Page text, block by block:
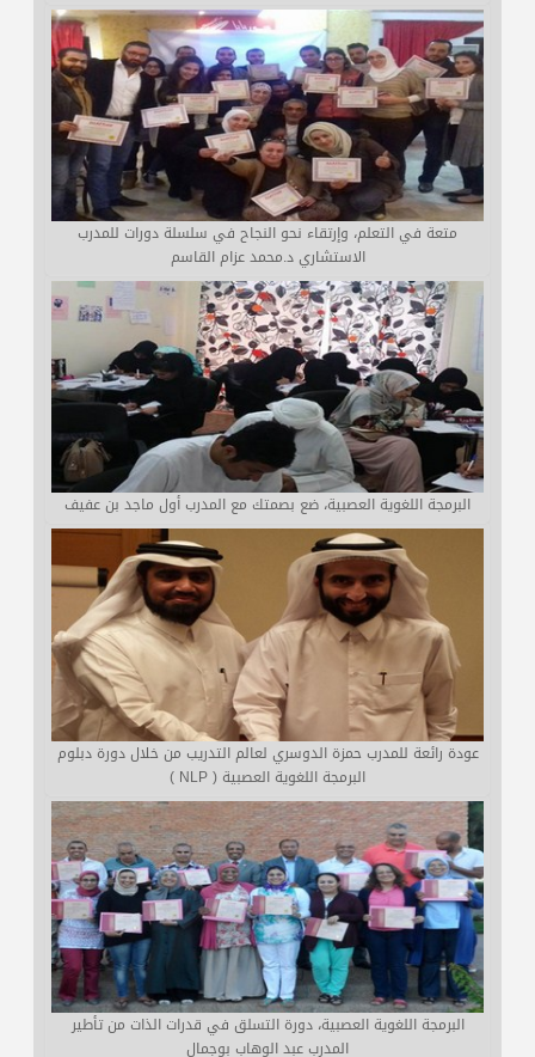
متعة في التعلم، وإرتقاء نحو النجاح في سلسلة دورات للمدرب
الاستشاري د.محمد عزام القاسم
البرمجة اللغوية العصبية، ضع بصمتك مع المدرب أول ماجد بن عفيف
عودة رائعة للمدرب حمزة الدوسري لعالم التدريب من خلال دورة دبلوم
البرمجة اللغوية العصبية ( NLP )
البرمجة اللغوية العصبية، دورة التسلق في قدرات الذات من تأطير
المدرب عبد الوهاب بوجمال